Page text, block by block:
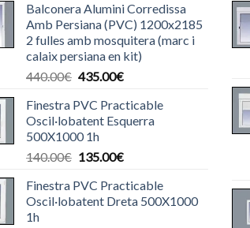
Balconera Alumini Corredissa
Amb Persiana (PVC) 1200x2185
2 fulles amb mosquitera (marc i
calaix persiana en kit)
440.00€ El
original
era:
440.00€.
435.00€El
actual
és:
Finestra PVC Practicable
Oscil·lobatent Esquerra
500X1000 1h
140.00€ El
original
era:
135.00€El
actual
és:
Finestra PVC Practicable
Oscil·lobatent Dreta 500X1000
1h